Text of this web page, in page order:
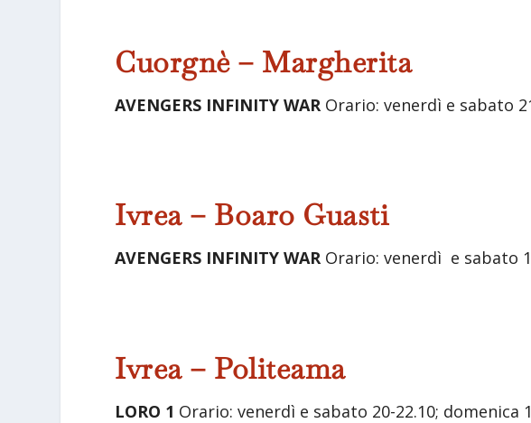
Cuorgnè – Margherita
AVENGERS INFINITY WAR Orario: venerdì e sabato
Ivrea – Boaro Guasti
AVENGERS INFINITY WAR Orario: venerdì e sabato
Ivrea – Politeama
LORO 1 Orario: venerdì e sabato 20-22.10; domenica